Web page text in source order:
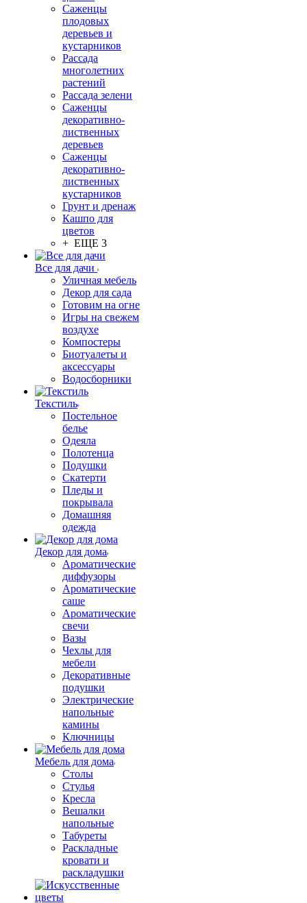
Саженцы
плодовых
деревьев и
кустарников
Рассада
многолетних
растений
Рассада зелени
Саженцы
декоративно-
лиственных
деревьев
Саженцы
декоративно-
лиственных
кустарников
Грунт и дренаж
Кашпо для
цветов
+ ЕЩЕ 3
Все для дачи
Уличная мебель
Декор для сада
Готовим на огне
Игры на свежем
воздухе
Компостеры
Биотуалеты и
аксессуары
Водосборники
Текстиль
Постельное
белье
Одеяла
Полотенца
Подушки
Скатерти
Пледы и
покрывала
Домашняя
одежда
Декор для дома
Ароматические
диффузоры
Ароматические
саше
Ароматические
свечи
Вазы
Чехлы для
мебели
Декоративные
подушки
Электрические
напольные
камины
Ключницы
Мебель для дома
Столы
Стулья
Кресла
Вешалки
напольные
Табуреты
Раскладные
кровати и
раскладушки